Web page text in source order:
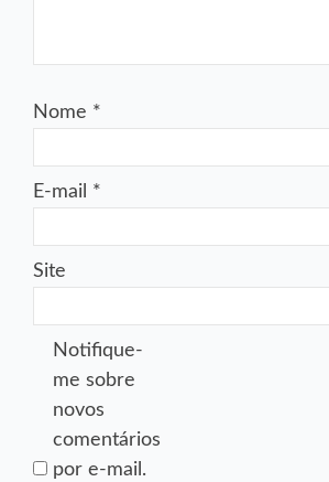
Nome *
E-mail *
Site
Notifique-
me sobre
novos
comentários
por e-mail.